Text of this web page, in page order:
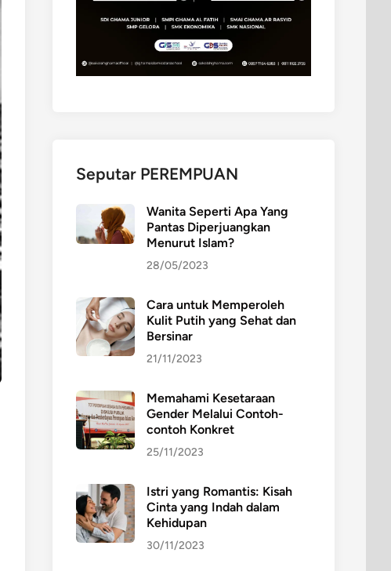
Seputar PEREMPUAN
Wanita Seperti Apa Yang
Pantas Diperjuangkan
Menurut Islam?
28/05/2023
Cara untuk Memperoleh
Kulit Putih yang Sehat dan
Bersinar
21/11/2023
Memahami Kesetaraan
Gender Melalui Contoh-
contoh Konkret
25/11/2023
Istri yang Romantis: Kisah
Cinta yang Indah dalam
Kehidupan
30/11/2023